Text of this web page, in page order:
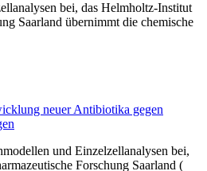
bei, das Helmholtz-Institut
Saarland übernimmt die chemische
neuer Antibiotika gegen
und Einzelzellanalysen bei,
Forschung Saarland (